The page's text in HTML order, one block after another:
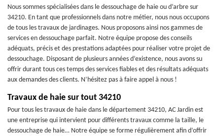
Nous sommes spécialisées dans le dessouchage de haie ou d’arbre sur
34210. En tant que professionnels dans notre métier, nous nous occupons
de tous les travaux de jardinages. Nous proposons ainsi nos gammes de
services en dessouchage parfait. Notre équipe propose des conseils
adéquats, précis et des prestations adaptées pour réaliser votre projet de
dessouchage. Disposant de plusieurs années d’existence, nous avons su
offrir durant tous ces temps des services fiables et des résultats adéquats
aux demandes des clients. N’hésitez pas à faire appel à nous !
Travaux de haie sur tout 34210
Pour tous les travaux de haie dans le département 34210, AC Jardin est
une entreprise qui intervient pour différents travaux comme la taille, le
dessouchage de haie… Notre équipe se forme régulièrement afin d’offrir